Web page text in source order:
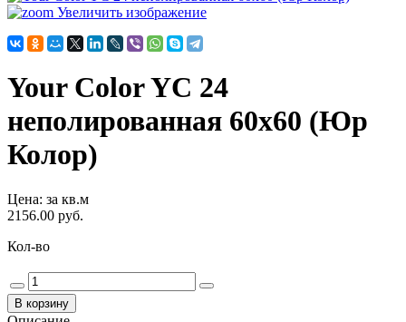
Увеличить изображение
Your Color YC 24
неполированная 60х60 (Юр
Колор)
Цена: за кв.м
2156.00 руб.
Кол-во